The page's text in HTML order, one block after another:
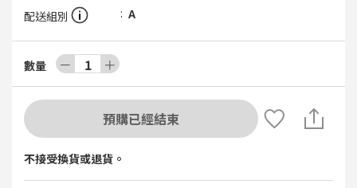
配送組別
A
數量 － 1 ＋
預購已經結束
不接受換貨或退貨。